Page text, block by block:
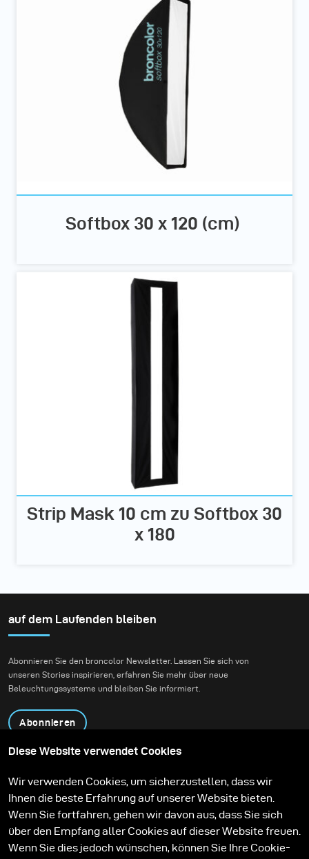
Softbox 30 x 120 (cm)
Strip Mask 10 cm zu Softbox 30
x 180
auf dem Laufenden bleiben
Abonnieren Sie den broncolor Newsletter. Lassen Sie sich von
unseren Stories inspirieren, erfahren Sie mehr über neue
Beleuchtungssysteme und bleiben Sie informiert.
Abonnieren
Kontakt
Technologien
Contribute to our blog
Lernen
Support
Karriere
Media Center
Diese Website verwendet Cookies
Wir verwenden Cookies, um sicherzustellen, dass wir
Ihnen die beste Erfahrung auf unserer Website bieten.
Wenn Sie fortfahren, gehen wir davon aus, dass Sie sich
über den Empfang aller Cookies auf dieser Website freuen.
Wenn Sie dies jedoch wünschen, können Sie Ihre Cookie-